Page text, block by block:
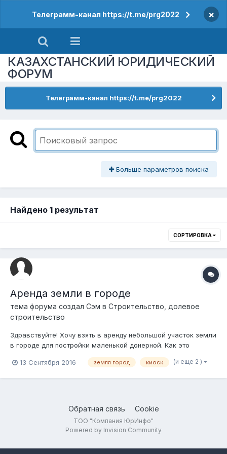
Телеграмм-канал https://t.me/prg2022 ×
КАЗАХСТАНСКИЙ ЮРИДИЧЕСКИЙ
ФОРУМ
Телеграмм-канал https://t.me/prg2022
Больше параметров поиска
Найдено 1 результат
СОРТИРОВКА
Аренда земли в городе
тема форума создал Сэм в Строительство, долевое
строительство
Здравствуйте! Хочу взять в аренду небольшой участок земли
в городе для постройки маленькой донерной. Как это
13 Сентября 2016
земля город киоск (и еще 2 )
Обратная связь Cookie
ТОО "Компания ЮрИнфо"
Powered by Invision Community